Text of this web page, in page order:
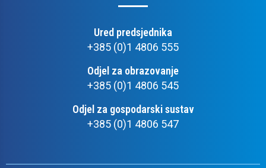
Ured predsjednika
+385 (0)1 4806 555
Odjel za obrazovanje
+385 (0)1 4806 545
Odjel za gospodarski sustav
+385 (0)1 4806 547